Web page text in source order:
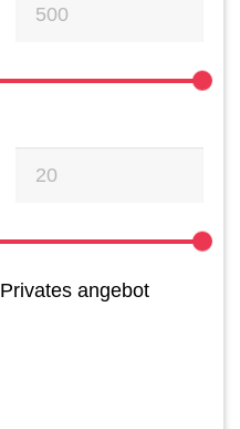
Privates angebot